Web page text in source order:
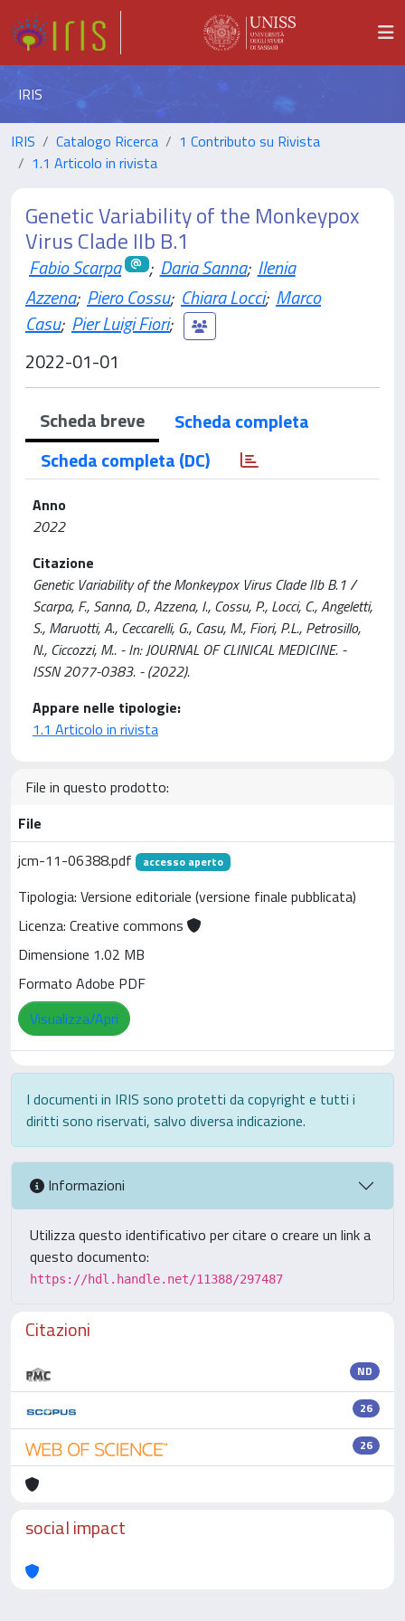
IRIS
IRIS Catalogo Ricerca
1 Contributo su Rivista
1.1 Articolo in rivista
Genetic Variability of the Monkeypox
Virus Clade IIb B.1
Fabio Scarpa ; Daria Sanna; Ilenia
Azzena; Piero Cossu; Chiara Locci; Marco
Casu; Pier Luigi Fiori;
2022-01-01
Scheda breve
Scheda completa
Scheda completa (DC)
Anno
2022
Citazione
Genetic Variability of the Monkeypox Virus Clade IIb B.1 /
Scarpa, F., Sanna, D., Azzena, I., Cossu, P., Locci, C., Angeletti,
S., Maruotti, A., Ceccarelli, G., Casu, M., Fiori, P.L., Petrosillo,
N., Ciccozzi, M.. - In: JOURNAL OF CLINICAL MEDICINE. -
ISSN 2077-0383. - (2022).
Appare nelle tipologie:
1.1 Articolo in rivista
File in questo prodotto:
File
jcm-11-06388.pdf
accesso aperto
Tipologia: Versione editoriale (versione finale pubblicata)
Licenza: Creative commons
Dimensione 1.02 MB
Formato Adobe PDF
Visualizza/Apri
I documenti in IRIS sono protetti da copyright e tutti i
diritti sono riservati, salvo diversa indicazione.
Informazioni
Utilizza questo identificativo per citare o creare un link a
questo documento:
https://hdl.handle.net/11388/297487
Citazioni
ND
26
26
social impact